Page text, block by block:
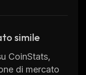
simile
CoinStats,
di mercato